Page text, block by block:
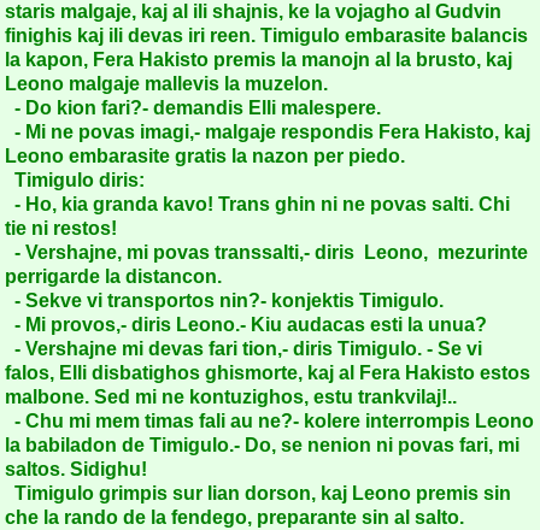
staris malgaje, kaj al ili shajnis, ke la vojagho al Gudvin
finighis kaj ili devas iri reen. Timigulo embarasite balancis
la kapon, Fera Hakisto premis la manojn al la brusto, kaj
Leono malgaje mallevis la muzelon.
- Do kion fari?- demandis Elli malespere.
- Mi ne povas imagi,- malgaje respondis Fera Hakisto, kaj
Leono embarasite gratis la nazon per piedo.
Timigulo diris:
- Ho, kia granda kavo! Trans ghin ni ne povas salti. Chi
tie ni restos!
- Vershajne, mi povas transsalti,- diris Leono, mezurinte
perrigarde la distancon.
- Sekve vi transportos nin?- konjektis Timigulo.
- Mi provos,- diris Leono.- Kiu audacas esti la unua?
- Vershajne mi devas fari tion,- diris Timigulo. - Se vi
falos, Elli disbatighos ghismorte, kaj al Fera Hakisto estos
malbone. Sed mi ne kontuzighos, estu trankvilaj!..
- Chu mi mem timas fali au ne?- kolere interrompis Leono
la babiladon de Timigulo.- Do, se nenion ni povas fari, mi
saltos. Sidighu!
Timigulo grimpis sur lian dorson, kaj Leono premis sin
che la rando de la fendego, preparante sin al salto.